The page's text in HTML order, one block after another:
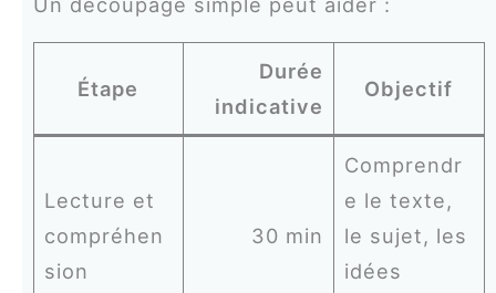
Étape
Durée
indicative
Objectif
Lecture et
compréhen
sion
30 min
Comprendr
e le texte,
le sujet, les
idées